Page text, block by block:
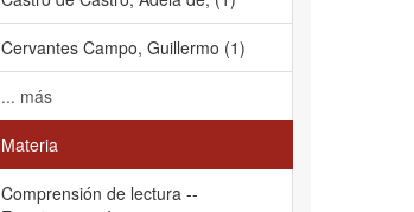
Cervantes Campo, Guillermo (1)
... más
Materia
Comprensión de lectura --